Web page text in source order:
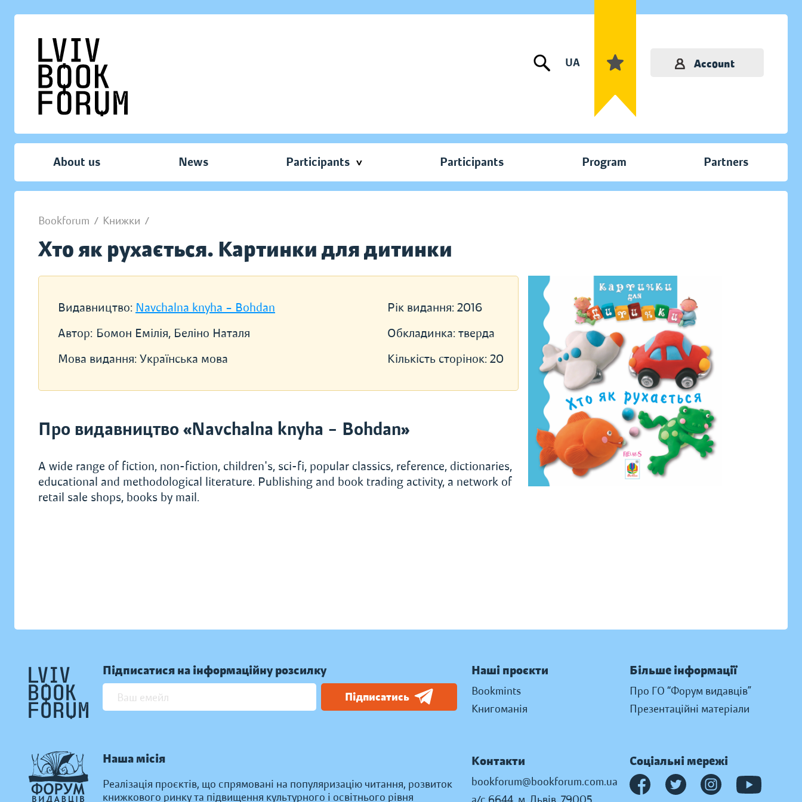
UA Account
About us News Participants Participants Program Partners
Bookforum / Книжки /
Хто як рухається. Картинки для дитинки
Видавництво: Navchalna knyha – Bohdan
Автор: Бомон Емілія, Беліно Наталя
Мова видання: Українська мова
Рік видання: 2016
Обкладинка: тверда
Кількість сторінок: 20
Про видавництво «Navchalna knyha – Bohdan»
A wide range of fiction, non-fiction, children's, sci-fi, popular classics, reference, dictionaries,
educational and methodological literature. Publishing and book trading activity, a network of
retail sale shops, books by mail.
Підписатися на інформаційну розсилку
Підписатись
Наша місія
Реалізація проєктів, що спрямовані на популяризацію читання, розвиток
книжкового ринку та підвищення культурного і освітнього рівня
Наші проєкти
Bookmints
Книгоманія
Більше інформації
Про ГО “Форум видавців”
Презентаційні матеріали
Контакти
bookforum@bookforum.com.ua
Соціальні мережі